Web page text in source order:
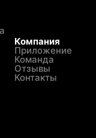
Компания
Приложение
Команда
Отзывы
Контакты